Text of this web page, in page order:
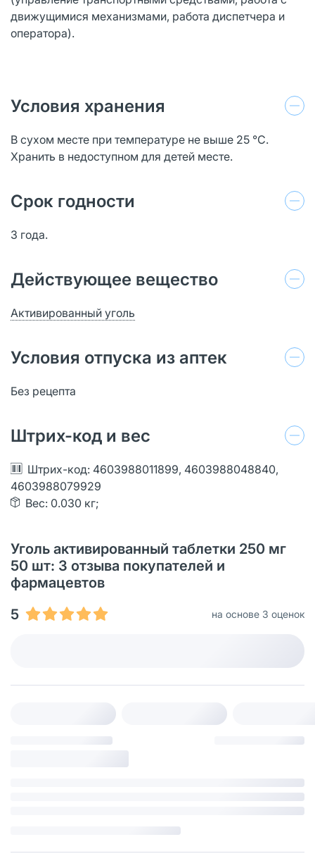
движущимися механизмами, работа диспетчера и
оператора).
Условия хранения
В сухом месте при температуре не выше 25 °С.
Хранить в недоступном для детей месте.
Срок годности
3 года.
Действующее вещество
Активированный уголь
Условия отпуска из аптек
Без рецепта
Штрих-код и вес
Штрих-код: 4603988011899, 4603988048840,
4603988079929
Вес: 0.030 кг;
Уголь активированный таблетки 250 мг
50 шт: 3 отзыва покупателей и
фармацевтов
5
на основе 3 оценок